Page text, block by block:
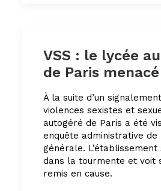
VSS : le lycée
de Paris menacé
À la suite d’un
violences sexistes et
autogéré de Paris a été
enquête administrative de
générale.
dans la tourmente et voit
remis en cause.